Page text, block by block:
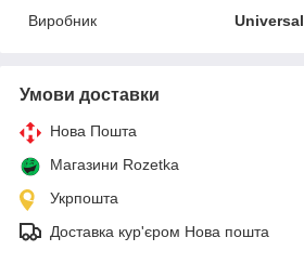
Виробник
Universal
Умови доставки
Нова Пошта
Магазини Rozetka
Укрпошта
Доставка кур'єром Нова пошта